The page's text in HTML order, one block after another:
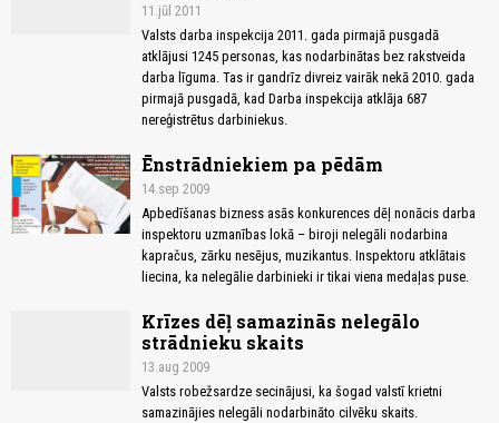
11.jūl 2011
Valsts darba inspekcija 2011. gada pirmajā pusgadā
atklājusi 1245 personas, kas nodarbinātas bez rakstveida
darba līguma. Tas ir gandrīz divreiz vairāk nekā 2010. gada
pirmajā pusgadā, kad Darba inspekcija atklāja 687
nereģistrētus darbiniekus.
Ēnstrādniekiem pa pēdām
14.sep 2009
Apbedīšanas bizness asās konkurences dēļ nonācis darba
inspektoru uzmanības lokā – biroji nelegāli nodarbina
kapračus, zārku nesējus, muzikantus. Inspektoru atklātais
liecina, ka nelegālie darbinieki ir tikai viena medaļas puse.
Krīzes dēļ samazinās nelegālo
strādnieku skaits
13.aug 2009
Valsts robežsardze secinājusi, ka šogad valstī krietni
samazinājies nelegāli nodarbināto cilvēku skaits.